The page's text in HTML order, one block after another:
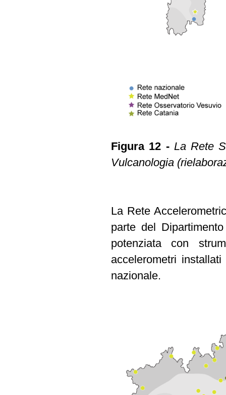
Figura 12 -La Rete
Vulcanologia
La Rete
parte del
potenziata con
accelerometri
nazionale.